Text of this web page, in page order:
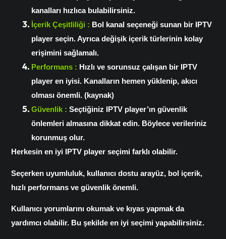
kanalları hızlıca bulabilirsiniz.
İçerik Çeşitliliği : Bol kanal seçeneği sunan bir IPTV
player seçin. Ayrıca değişik içerik türlerinin kolay
erişimini sağlamalı.
Performans : Hızlı ve sorunsuz çalışan bir IPTV
player en iyisi. Kanalların hemen yüklenip, akıcı
olması önemli. (kaynak)
Güvenlik : Seçtiğiniz IPTV player’ın güvenlik
önlemleri almasına dikkat edin. Böylece verileriniz
korunmuş olur.
Herkesin en iyi IPTV player seçimi farklı olabilir.
Seçerken uyumluluk, kullanıcı dostu arayüz, bol içerik,
hızlı performans ve güvenlik önemli.
Kullanıcı yorumlarını okumak ve kıyas yapmak da
yardımcı olabilir. Bu şekilde en iyi seçimi yapabilirsiniz.